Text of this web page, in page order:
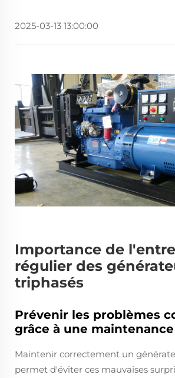
2025-03-13 13:00:00
Importance de
régulier des
triphasés
Prévenir les problèmes
grâce à une
Maintenir correctement un
permet d'éviter ces mauvaises